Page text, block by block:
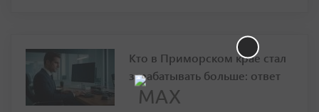
Кто в Приморском крае стал
зарабатывать больше: ответ